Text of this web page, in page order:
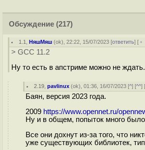
Обсуждение (217)
1.1 ,НяшМяш (ok), 22:22, 15/07/2023 [ответить] [
> GCC 11.2
Ну то есть в апстриме можно не ждать.
2.19 ,pavlinux (ok), 01:36, 16/07/2023 [^] [^^]
Баян, версия 2023 года.
2009 https://www.opennet.ru/
Ну и в общем, попыток много было
Все они дохнут из-за того, что
уже существующих библиотек,